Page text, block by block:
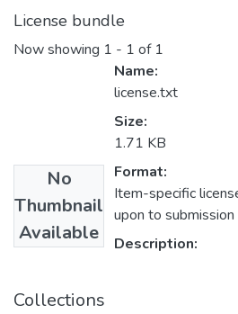
License bundle
Now showing 1 - 1 of 1
No
Thumbnail
Available
Name:
license.txt
Size:
1.71 KB
Format:
Item-specific
upon to submission
Description:
Collections